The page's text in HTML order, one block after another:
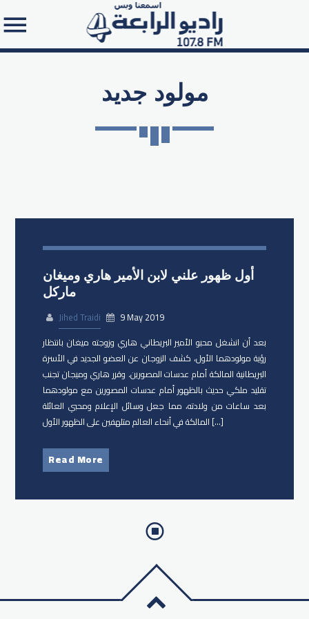
مولود جديد
أول ظهور علني لابن الأمير هاري وميغان
ماركل
Jihed Traidi
9 May 2019
بعد أن انشغل محبو الأمير البريطاني هاري وزوجته ميغان بانتظار
رؤية مولودهما الأول، كشف الزوجان عن العضو الجديد في الأسرة
البريطانية المالكة أمام عدسات المصورين. وقرر هاري وميجان تجنب
تقليد ملكي حديث بالظهور أمام عدسات المصورين مع مولودهما
بعد ساعات من ولادته، مما جعل وسائل الإعلام ومحبي العائلة
المالكة في أنحاء العالم متلهفين على الظهور الأول […]
Read More